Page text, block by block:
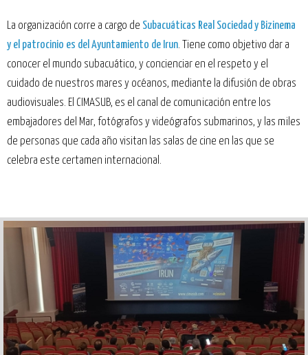
La organización corre a cargo de Subacuáticas Real Sociedad y Bizinema
y el patrocinio es del Ayuntamiento de Irun. Tiene como objetivo dar a
conocer el mundo subacuático, y concienciar en el respeto y el
cuidado de nuestros mares y océanos, mediante la difusión de obras
audiovisuales. El CIMASUB, es el canal de comunicación entre los
embajadores del Mar, fotógrafos y videógrafos submarinos, y las miles
de personas que cada año visitan las salas de cine en las que se
celebra este certamen internacional.